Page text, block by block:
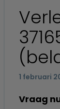
1 februari
Vraag